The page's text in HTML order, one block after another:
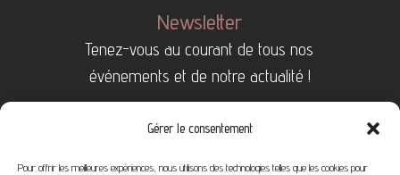
Gérer le consentement
Pour offrir les meilleures expériences, nous utilisons des technologies telles que les cookies pour
Newsletter
Tenez-vous au courant de tous nos
événements et de notre actualité !